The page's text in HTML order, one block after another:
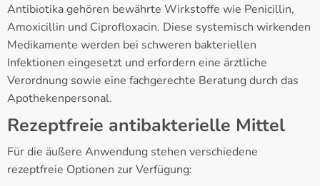
Antibiotika gehören bewährte Wirkstoffe wie Penicillin,
Amoxicillin und Ciprofloxacin. Diese systemisch wirkenden
Medikamente werden bei schweren bakteriellen
Infektionen eingesetzt und erfordern eine ärztliche
Verordnung sowie eine fachgerechte Beratung durch das
Apothekenpersonal.
Rezeptfreie antibakterielle Mittel
Für die äußere Anwendung stehen verschiedene
rezeptfreie Optionen zur Verfügung: